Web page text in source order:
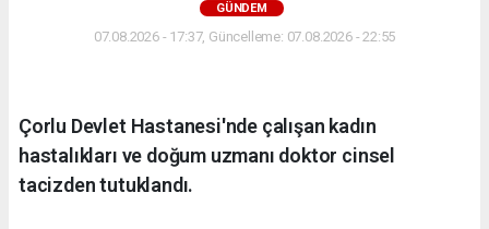
GÜNDEM
07.08.2026 - 17:37, Güncelleme: 07.08.2026 - 22:55
Çorlu Devlet Hastanesi'nde çalışan kadın
hastalıkları ve doğum uzmanı doktor cinsel
tacizden tutuklandı.